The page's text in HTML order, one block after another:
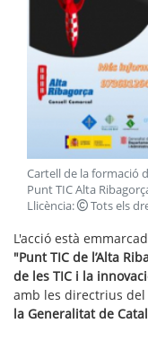
Cartell de la formació
Punt TIC Alta
Llicència:
Tots els
L'acció està
"Punt TIC de l’Alta
de les TIC i la
amb les directrius del
la Generalitat de